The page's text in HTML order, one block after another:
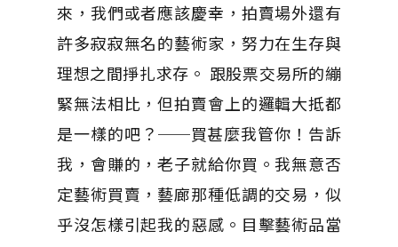
來，我們或者應該慶幸，拍賣場外還有
許多寂寂無名的藝術家，努力在生存與
理想之間掙扎求存。 跟股票交易所的繃
緊無法相比，但拍賣會上的邏輯大抵都
是一樣的吧？──買甚麼我管你！告訴
我，會賺的，老子就給你買。我無意否
定藝術買賣，藝廊那種低調的交易，似
乎沒怎樣引起我的惡感。目擊藝術品當